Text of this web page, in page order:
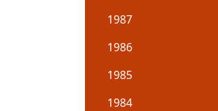
1987
1986
1985
1984